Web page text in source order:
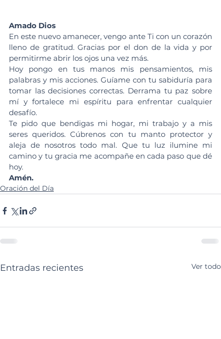
Amado Dios
En este nuevo amanecer, vengo ante Ti con un corazón
lleno de gratitud. Gracias por el don de la vida y por
permitirme abrir los ojos una vez más.
Hoy pongo en tus manos mis pensamientos, mis
palabras y mis acciones. Guíame con tu sabiduría para
tomar las decisiones correctas. Derrama tu paz sobre
mí y fortalece mi espíritu para enfrentar cualquier
desafío.
Te pido que bendigas mi hogar, mi trabajo y a mis
seres queridos. Cúbrenos con tu manto protector y
aleja de nosotros todo mal. Que tu luz ilumine mi
camino y tu gracia me acompañe en cada paso que dé
hoy.
Amén.
Oración del Día
Entradas recientes Ver todo